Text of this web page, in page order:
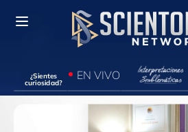
¿Sientes
curiosidad?
EN VIVO